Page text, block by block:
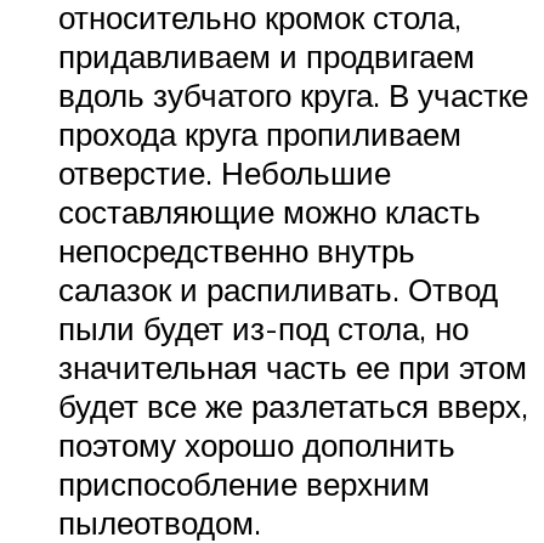
относительно кромок стола,
придавливаем и продвигаем
вдоль зубчатого круга. В участке
прохода круга пропиливаем
отверстие. Небольшие
составляющие можно класть
непосредственно внутрь
салазок и распиливать. Отвод
пыли будет из-под стола, но
значительная часть ее при этом
будет все же разлетаться вверх,
поэтому хорошо дополнить
приспособление верхним
пылеотводом.